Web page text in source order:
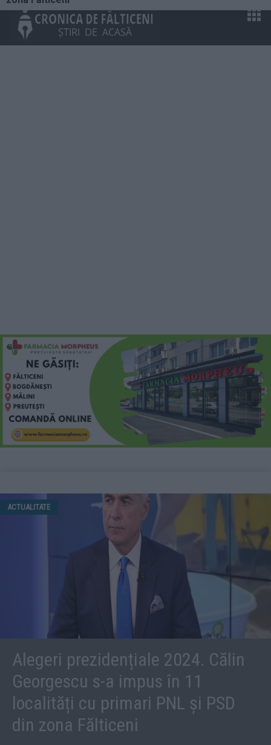
ACTUALITATE
Alegeri prezidențiale 2024. Călin
Georgescu s-a impus în 11
localități cu primari PNL și PSD
din zona Fălticeni